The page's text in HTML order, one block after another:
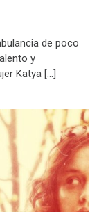
de poco
y
Katya […]